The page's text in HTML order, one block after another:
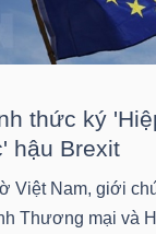
thức ký
hậu Brexit
Việt Nam, giới
Thương mại và